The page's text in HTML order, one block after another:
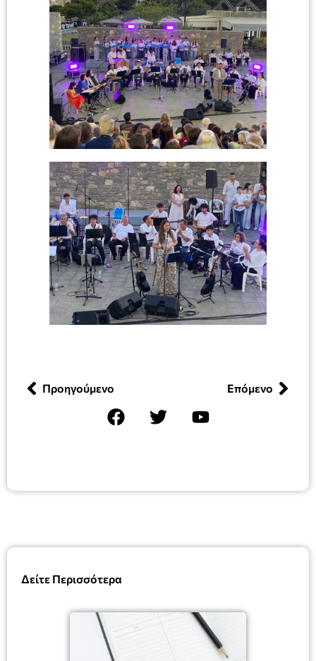
Δείτε Περισσότερα
Προηγούμενο Επόμενο